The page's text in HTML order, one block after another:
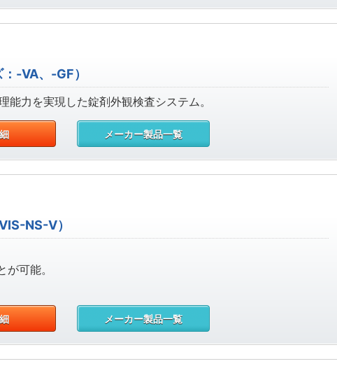
-VA、-GF）
力を実現した錠剤外観検査システム。
メーカー製品一覧
NS-V）
可能。
メーカー製品一覧